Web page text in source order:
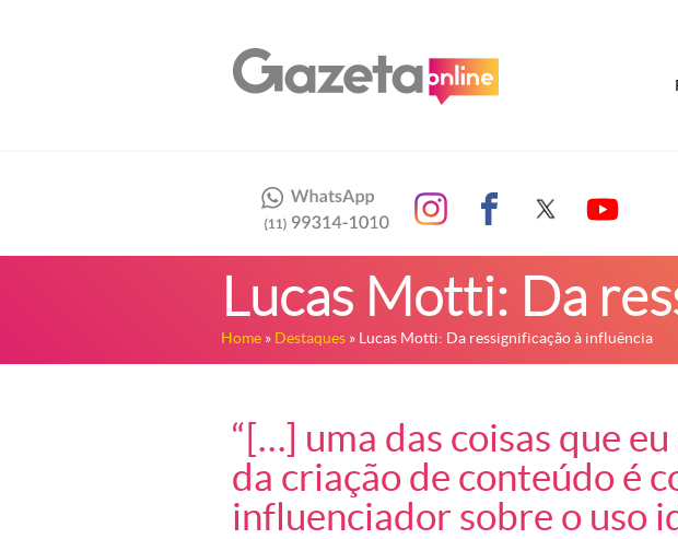
Lucas Motti: Da
Home » Destaques » Lucas Motti: Da ressignificação à influência
“[…] uma das coisas que
da criação de conteúdo é
influenciador sobre o uso